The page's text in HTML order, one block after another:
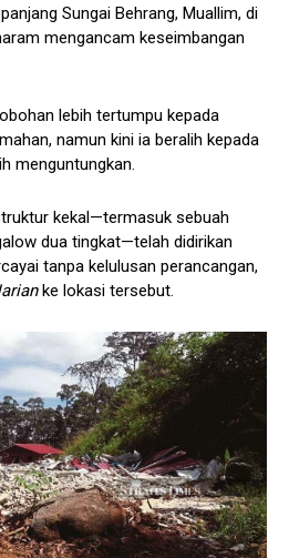
Sungai Behrang, Muallim, di
mengancam keseimbangan
lebih tertumpu kepada
namun kini ia beralih kepada
menguntungkan.
kekal—termasuk sebuah
dua tingkat—telah didirikan
tanpa kelulusan perancangan,
ke lokasi tersebut.